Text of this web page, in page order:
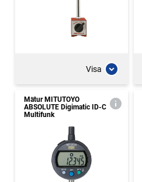
Visa
Mätur MITUTOYO
ABSOLUTE Digimatic ID-C
Multifunk